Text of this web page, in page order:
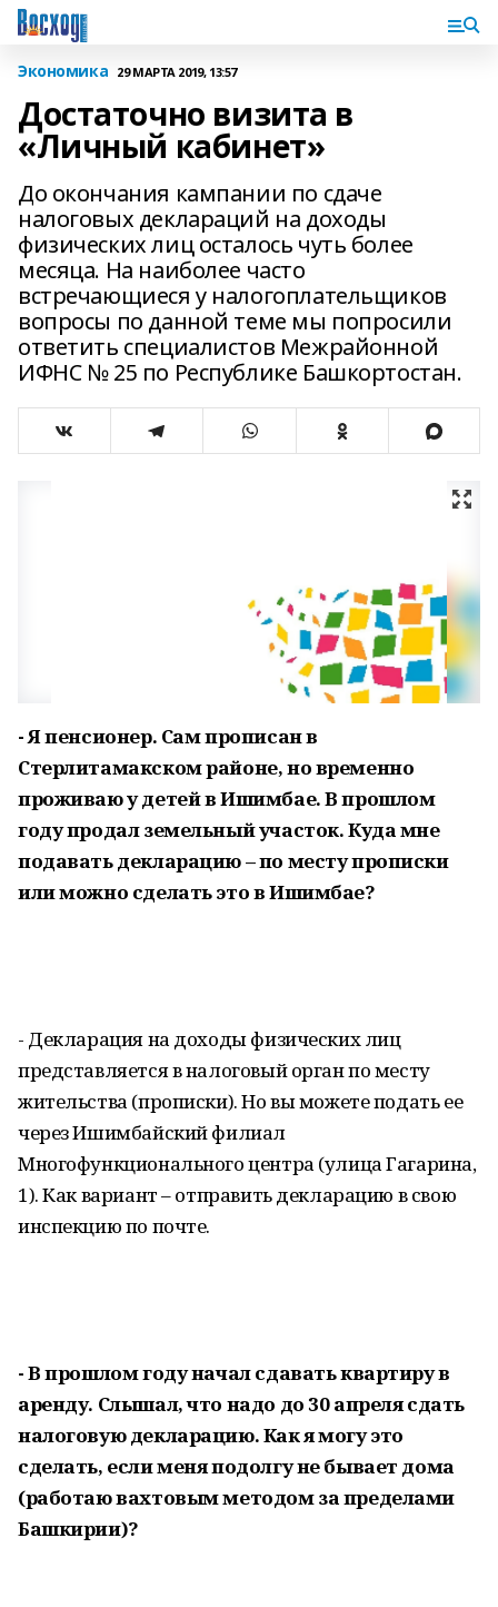
Экономика 29 МАРТА 2019, 13:57
Достаточно визита в
«Личный кабинет»
До окончания кампании по сдаче
налоговых деклараций на доходы
физических лиц осталось чуть более
месяца. На наиболее часто
встречающиеся у налогоплательщиков
вопросы по данной теме мы попросили
ответить специалистов Межрайонной
ИФНС № 25 по Республике Башкортостан.
- Я пенсионер. Сам прописан в
Стерлитамакском районе, но временно
проживаю у детей в Ишимбае. В прошлом
году продал земельный участок. Куда мне
подавать декларацию – по месту прописки
или можно сделать это в Ишимбае?
- Декларация на доходы физических лиц
представляется в налоговый орган по месту
жительства (прописки). Но вы можете подать ее
через Ишимбайский филиал
Многофункционального центра (улица Гагарина,
1). Как вариант – отправить декларацию в свою
инспекцию по почте.
- В прошлом году начал сдавать квартиру в
аренду. Слышал, что надо до 30 апреля сдать
налоговую декларацию. Как я могу это
сделать, если меня подолгу не бывает дома
(работаю вахтовым методом за пределами
Башкирии)?